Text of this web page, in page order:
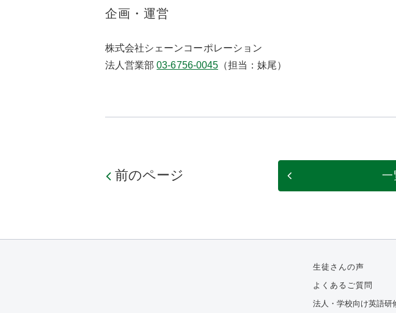
企画・運営
株式会社シェーンコーポレーション
法人営業部03-6756-0045（担当：妹尾）
前のページ 一
生徒さんの声
よくあるご質問
法人・学校向け英語研